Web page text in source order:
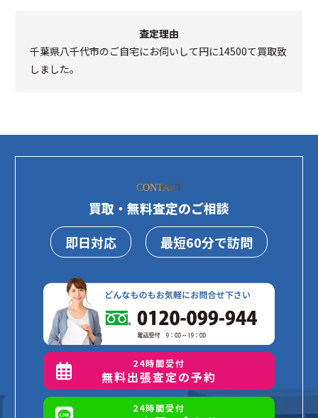
査定理由
千葉県八千代市のご自宅にお伺いして円に14500て買取致
しました。
CONTACT
買取・無料査定のご相談
即日対応
最短60分で訪問
24時間受付
無料出張査定の予約
24時間受付